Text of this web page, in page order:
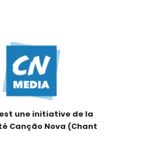
une initiative de la
Canção Nova (Chant